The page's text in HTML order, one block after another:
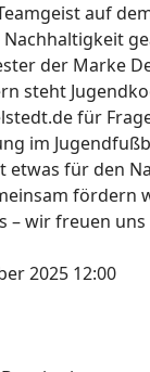
auf
der Marke
steht
für
im
für den
fördern
– wir freuen
2025 12:00